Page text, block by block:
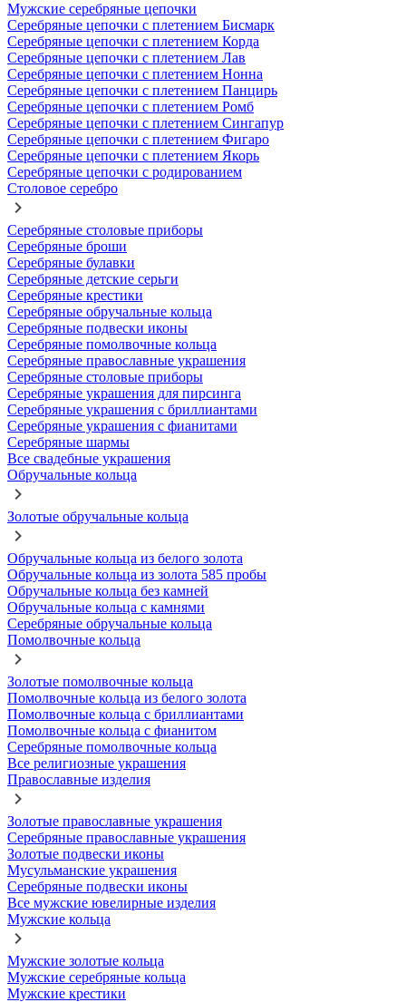
Мужские серебряные цепочки
Серебряные цепочки с плетением Бисмарк
Серебряные цепочки с плетением Корда
Серебряные цепочки с плетением Лав
Серебряные цепочки с плетением Нонна
Серебряные цепочки с плетением Панцирь
Серебряные цепочки с плетением Ромб
Серебряные цепочки с плетением Сингапур
Серебряные цепочки с плетением Фигаро
Серебряные цепочки с плетением Якорь
Серебряные цепочки с родированием
Столовое серебро
Серебряные столовые приборы
Серебряные броши
Серебряные булавки
Серебряные детские серьги
Серебряные крестики
Серебряные обручальные кольца
Серебряные подвески иконы
Серебряные помолвочные кольца
Серебряные православные украшения
Серебряные столовые приборы
Серебряные украшения для пирсинга
Серебряные украшения с бриллиантами
Серебряные украшения с фианитами
Серебряные шармы
Все свадебные украшения
Обручальные кольца
Золотые обручальные кольца
Обручальные кольца из белого золота
Обручальные кольца из золота 585 пробы
Обручальные кольца без камней
Обручальные кольца с камнями
Серебряные обручальные кольца
Помолвочные кольца
Золотые помолвочные кольца
Помолвочные кольца из белого золота
Помолвочные кольца с бриллиантами
Помолвочные кольца с фианитом
Серебряные помолвочные кольца
Все религиозные украшения
Православные изделия
Золотые православные украшения
Серебряные православные украшения
Золотые подвески иконы
Мусульманские украшения
Серебряные подвески иконы
Все мужские ювелирные изделия
Мужские кольца
Мужские золотые кольца
Мужские серебряные кольца
Мужские крестики